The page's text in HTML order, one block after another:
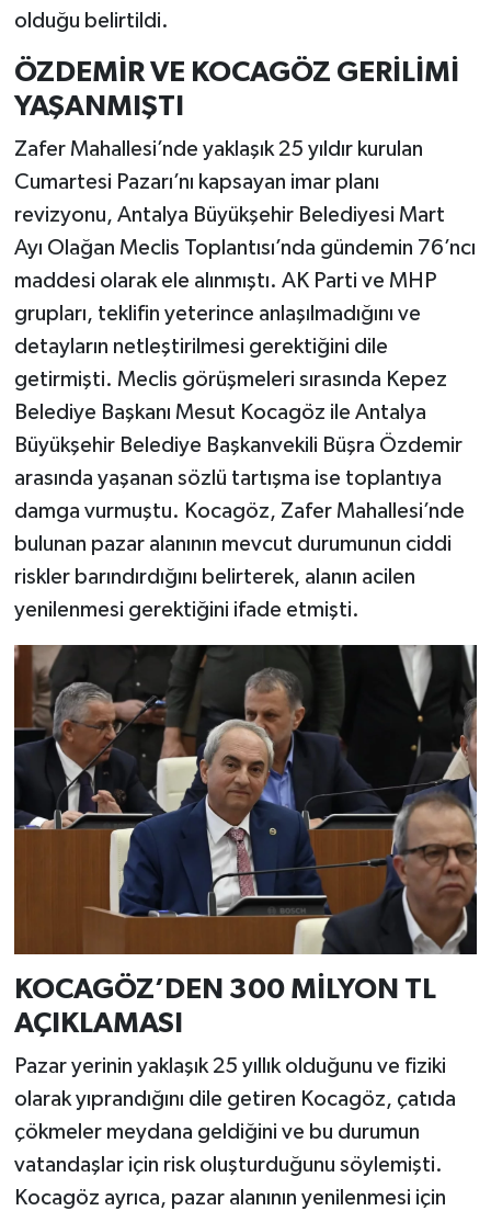
olduğu belirtildi.
ÖZDEMİR VE KOCAGÖZ GERİLİMİ
YAŞANMIŞTI
Zafer Mahallesi’nde yaklaşık 25 yıldır kurulan
Cumartesi Pazarı’nı kapsayan imar planı
revizyonu, Antalya Büyükşehir Belediyesi Mart
Ayı Olağan Meclis Toplantısı’nda gündemin 76’ncı
maddesi olarak ele alınmıştı. AK Parti ve MHP
grupları, teklifin yeterince anlaşılmadığını ve
detayların netleştirilmesi gerektiğini dile
getirmişti. Meclis görüşmeleri sırasında Kepez
Belediye Başkanı Mesut Kocagöz ile Antalya
Büyükşehir Belediye Başkanvekili Büşra Özdemir
arasında yaşanan sözlü tartışma ise toplantıya
damga vurmuştu. Kocagöz, Zafer Mahallesi’nde
bulunan pazar alanının mevcut durumunun ciddi
riskler barındırdığını belirterek, alanın acilen
yenilenmesi gerektiğini ifade etmişti.
KOCAGÖZ’DEN 300 MİLYON TL
AÇIKLAMASI
Pazar yerinin yaklaşık 25 yıllık olduğunu ve fiziki
olarak yıprandığını dile getiren Kocagöz, çatıda
çökmeler meydana geldiğini ve bu durumun
vatandaşlar için risk oluşturduğunu söylemişti.
Kocagöz ayrıca, pazar alanının yenilenmesi için